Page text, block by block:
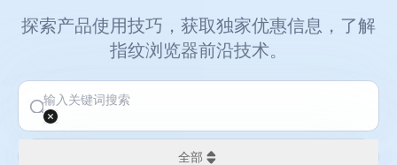
探索产品使用技巧，获取独家优惠信息，了解
指纹浏览器前沿技术。
全部